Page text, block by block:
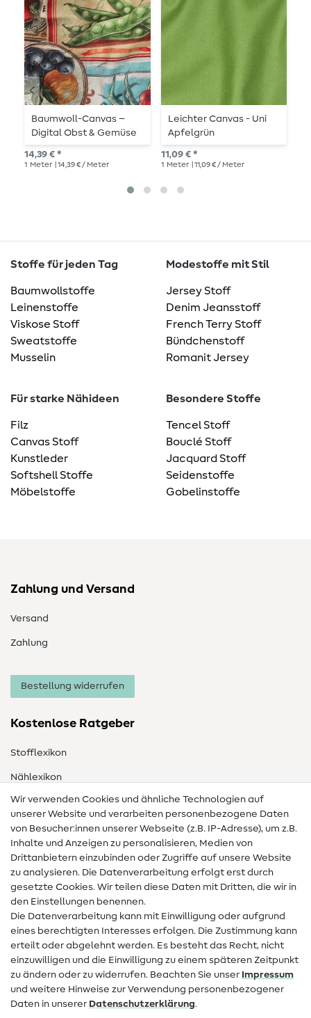
Baumwoll-Canvas –
Digital Obst & Gemüse
Multicolor
14,39 € *
1 Meter | 14,39 € / Meter
Leichter Canvas - Uni
Apfelgrün
11,09 € *
1 Meter | 11,09 € / Meter
Stoffe für jeden Tag
Baumwollstoffe
Leinenstoffe
Viskose Stoff
Sweatstoffe
Musselin
Modestoffe mit Stil
Jersey Stoff
Denim Jeansstoff
French Terry Stoff
Bündchenstoff
Romanit Jersey
Für starke Nähideen
Filz
Canvas Stoff
Kunstleder
Softshell Stoffe
Möbelstoffe
Besondere Stoffe
Tencel Stoff
Bouclé Stoff
Jacquard Stoff
Seidenstoffe
Gobelinstoffe
Zahlung und Versand
Versand
Zahlung
Bestellung widerrufen
Kostenlose Ratgeber
Stofflexikon
Nählexikon
Nähanleitungen
Hilfe & Kontakt
Kontakt
Infos zum Betreiberwechsel
Widerrufsrecht
Beliebt
Stoffe
Wir verwenden Cookies und ähnliche Technologien auf
unserer Website und verarbeiten personenbezogene Daten
von Besucher:innen unserer Webseite (z.B. IP-Adresse), um z.B.
Inhalte und Anzeigen zu personalisieren, Medien von
Drittanbietern einzubinden oder Zugriffe auf unsere Website
zu analysieren. Die Datenverarbeitung erfolgt erst durch
gesetzte Cookies. Wir teilen diese Daten mit Dritten, die wir in
den Einstellungen benennen.
Die Datenverarbeitung kann mit Einwilligung oder aufgrund
eines berechtigten Interesses erfolgen. Die Zustimmung kann
erteilt oder abgelehnt werden. Es besteht das Recht, nicht
einzuwilligen und die Einwilligung zu einem späteren Zeitpunkt
zu ändern oder zu widerrufen. Beachten Sie unser Impressum
und weitere Hinweise zur Verwendung personenbezogener
Daten in unserer Daten­schutz­erklärung.